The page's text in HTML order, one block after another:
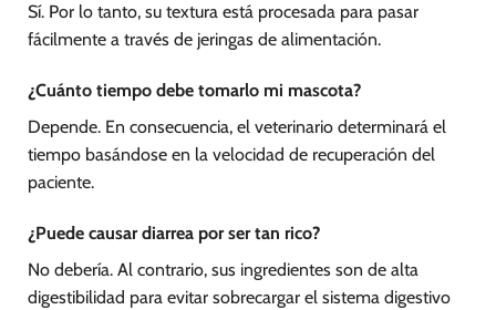
Sí. Por lo tanto, su textura está procesada para pasar
fácilmente a través de jeringas de alimentación.
¿Cuánto tiempo debe tomarlo mi mascota?
Depende. En consecuencia, el veterinario determinará el
tiempo basándose en la velocidad de recuperación del
paciente.
¿Puede causar diarrea por ser tan rico?
No debería. Al contrario, sus ingredientes son de alta
digestibilidad para evitar sobrecargar el sistema digestivo